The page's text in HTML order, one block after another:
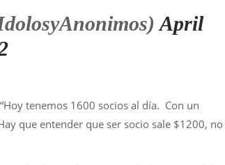
April
tenemos 1600 socios al día. Con un
que entender que ser socio sale $1200, no